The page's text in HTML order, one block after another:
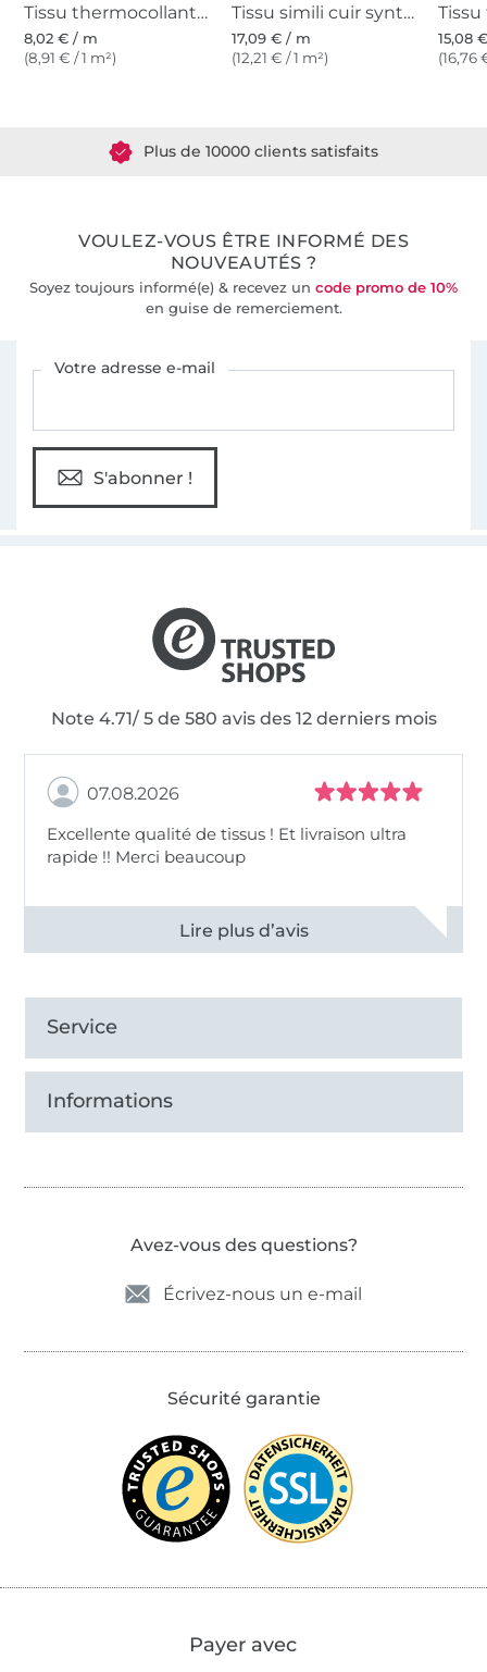
Tissu thermocollant molleton Vlieseline H630, blanc
8,02 € / m
(8,91 € / 1 m²)
Tissu simili cuir synthétique lavea, argent
17,09 € / m
(12,21 € / 1 m²)
15,08
(16,76
Plus de 10000 clients satisfaits
VOULEZ-VOUS ÊTRE INFORMÉ DES
NOUVEAUTÉS ?
Soyez toujours informé(e) & recevez un code promo de 10%
en guise de remerciement.
Votre adresse e-mail
S'abonner !
Note 4.71/ 5 de 580 avis des 12 derniers mois
07.08.2026
Excellente qualité de tissus ! Et livraison ultra
rapide !! Merci beaucoup
Voir tous les 11496 commentaires
Service
Informations
Avez-vous des questions?
Écrivez-nous un e-mail
Sécurité garantie
Payer avec